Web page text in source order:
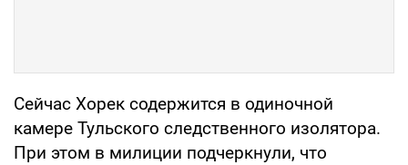
Сейчас Хорек содержится в одиночной
камере Тульского следственного изолятора.
При этом в милиции подчеркнули, что